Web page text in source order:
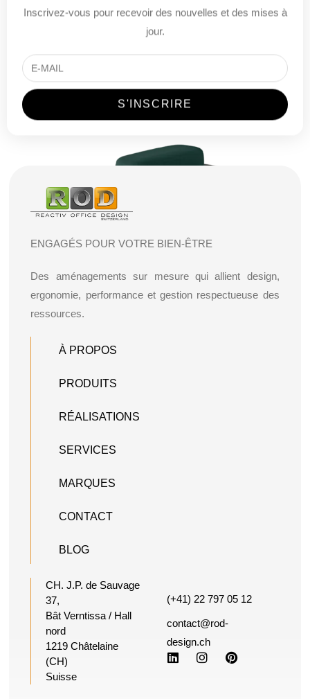
Inscrivez-vous pour recevoir des nouvelles et des mises à
jour.
ENGAGÉS POUR VOTRE BIEN-ÊTRE
Des aménagements sur mesure qui allient design,
ergonomie, performance et gestion respectueuse des
ressources.
À PROPOS
PRODUITS
RÉALISATIONS
SERVICES
MARQUES
CONTACT
BLOG
CH. J.P. de Sauvage
37,
Bât Verntissa / Hall
nord
1219 Châtelaine
(CH)
Suisse
(+41) 22 797 05 12
contact@rod-
design.ch